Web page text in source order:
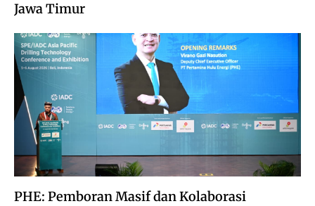
Jawa Timur
PHE: Pemboran Masif dan Kolaborasi